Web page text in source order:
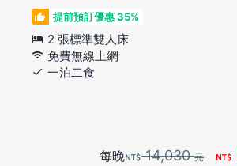
提前預訂優惠 35%
2 張標準雙人床
免費無線上網
一泊二食
每晚 14,030元